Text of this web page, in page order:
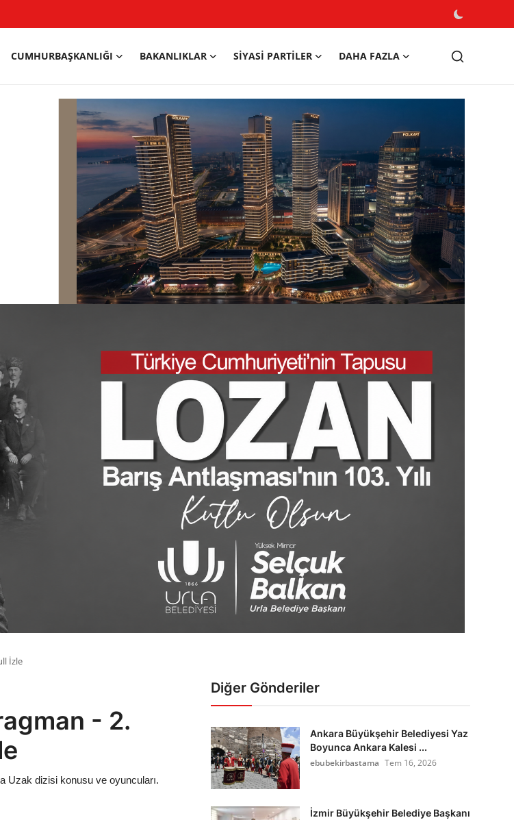
CUMHURBAŞKANLIĞI BAKANLIKLAR SIYASI PARTILER DAHA FAZLA
İzle
- 2.
Uzak dizisi konusu ve oyuncuları.
Diğer Gönderiler
Ankara Büyükşehir Belediyesi Yaz
Boyunca Ankara Kalesi ...
ebubekirbastama Tem 16, 2026
İzmir Büyükşehir Belediye Başkanı